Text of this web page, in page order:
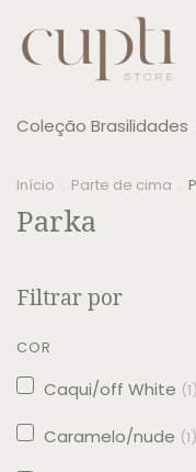
Coleção Brasilidades
Início . Parte de cima .
Parka
Filtrar por
COR
Caqui/off White (1)
Caramelo/nude (1)